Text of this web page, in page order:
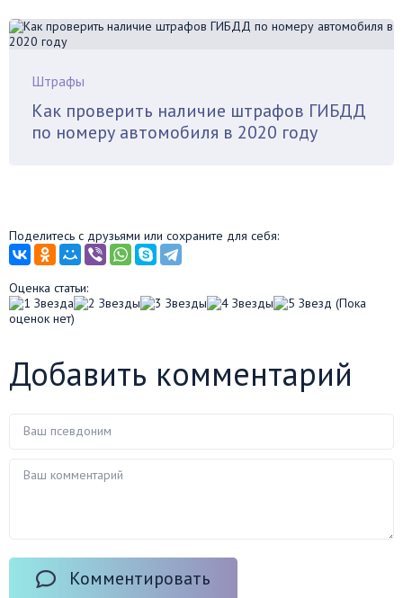
Штрафы
Как проверить наличие штрафов ГИБДД
по номеру автомобиля в 2020 году
Поделитесь с друзьями или сохраните для себя:
Оценка статьи:
(Пока
оценок нет)
Добавить комментарий
Комментировать